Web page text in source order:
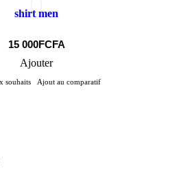
shirt men
15 000FCFA
Ajouter
souhaits Ajout au comparatif